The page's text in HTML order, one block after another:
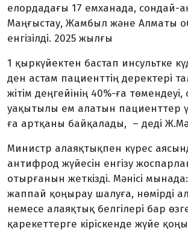
елордадағы 17 емханада, сондай-
Маңғыстау, Жамбыл және Алматы
енгізілді. 2025 жылғы
1 қыркүйектен бастап инсультке
ден астам пациент­тің деректері
жітім деңгейінің 40%-ға
уақытылы ем алатын пациенттер
ға артқаны байқалады, – деді
Министр алаяқтықпен күрес
антифрод жүйесін енгізу
отырғанын жеткізді. Мәнісі
жаппай қоңырау шалуға, нөмірді
немесе алаяқтық белгілері бар
қарекеттерге кіріскенде жүйе